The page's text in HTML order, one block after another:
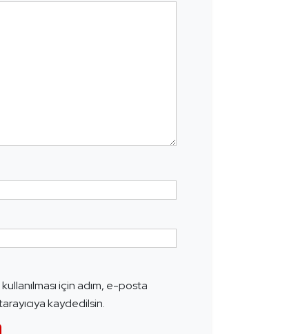
için adım, e-posta
kaydedilsin.